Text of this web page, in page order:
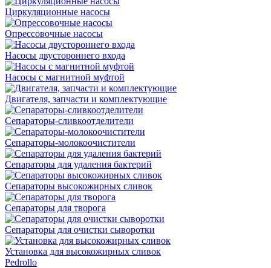
Циркуляционные насосы
Опрессовочные насосы
Насосы двустороннего входа
Насосы с магнитной муфтой
Двигателя, запчасти и комплектующие
Сепараторы-сливкоотделители
Сепараторы-молокоочистители
Сепараторы для удаления бактерий
Сепараторы высокожирных сливок
Сепараторы для творога
Сепараторы для очистки сыворотки
Установка для высокожирных сливок
Pedrollo